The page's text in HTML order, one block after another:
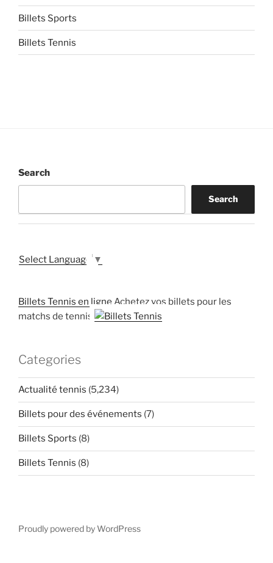
Billets Sports
Billets Tennis
Search
Search
Select Language ▼
Billets Tennis en ligne Achetez vos billets pour les
matchs de tennis
Categories
Actualité tennis (5,234)
Billets pour des événements (7)
Billets Sports (8)
Billets Tennis (8)
Proudly powered by WordPress